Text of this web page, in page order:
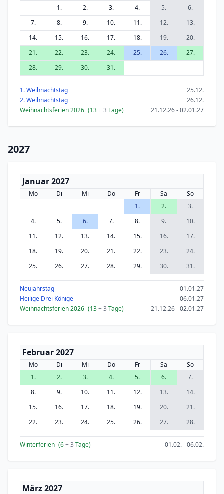
1.
2. 3. 4. 5.
6.
7.
8. 9. 10. 11. 12.
13.
14.
15. 16. 17. 18. 19.
20.
21.
22. 23. 24. 25. 26.
27.
28.
29. 30. 31.
1. Weihnachtstag
25.12.
2. Weihnachtstag
26.12.
Weihnachtsferien 2026 (13+ 3 Tage) 21.12.26 - 02.01.27
2027
Januar 2027
Mo Di Mi Do Fr Sa
So
1.
2.
3.
4.
5. 6. 7. 8. 9.
10.
11.
12. 13. 14. 15. 16.
17.
18.
19. 20. 21. 22. 23.
24.
25.
26. 27. 28. 29. 30. 31.
Neujahrstag
01.01.27
Heilige Drei Könige
06.01.27
Weihnachtsferien 2026 (13+ 3 Tage) 21.12.26 - 02.01.27
Februar 2027
Mo Di Mi Do Fr Sa
So
1.
2. 3. 4. 5. 6.
7.
8.
9. 10. 11. 12. 13.
14.
15.
16. 17. 18. 19. 20.
21.
22.
23. 24. 25. 26. 27. 28.
Winterferien (6+ 3 Tage) 01.02. - 06.02.
März 2027